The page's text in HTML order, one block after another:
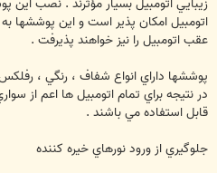
اتومبيل امكان پذير است و اين پوششها
عقب اتومبيل را نيز خواهند پذيرفت .
پوششها داراي انواع شفاف ، رنگي ،
در نتيجه براي تمام اتومبيل ها اعم از
قابل استفاده مي باشند .
جلوگيري از ورود نورهاي خيره كننده